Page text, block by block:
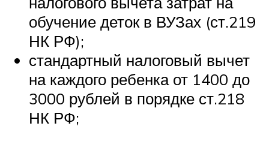
обучение деток в ВУЗах (ст.219
НК РФ);
стандартный налоговый вычет
на каждого ребенка от 1400 до
3000 рублей в порядке ст.218
НК РФ;